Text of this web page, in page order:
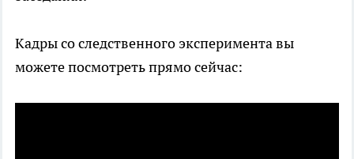
Кадры со следственного эксперимента вы
можете посмотреть прямо сейчас: